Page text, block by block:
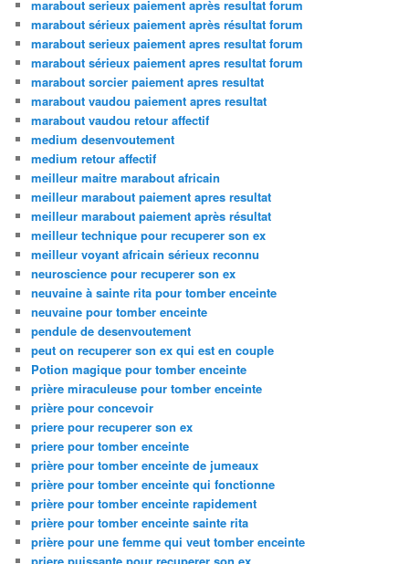
marabout serieux paiement après resultat forum
marabout sérieux paiement après résultat forum
marabout serieux paiement apres resultat forum
marabout sérieux paiement apres resultat forum
marabout sorcier paiement apres resultat
marabout vaudou paiement apres resultat
marabout vaudou retour affectif
medium desenvoutement
medium retour affectif
meilleur maitre marabout africain
meilleur marabout paiement apres resultat
meilleur marabout paiement après résultat
meilleur technique pour recuperer son ex
meilleur voyant africain sérieux reconnu
neuroscience pour recuperer son ex
neuvaine à sainte rita pour tomber enceinte
neuvaine pour tomber enceinte
pendule de desenvoutement
peut on recuperer son ex qui est en couple
Potion magique pour tomber enceinte
prière miraculeuse pour tomber enceinte
prière pour concevoir
priere pour recuperer son ex
priere pour tomber enceinte
prière pour tomber enceinte de jumeaux
prière pour tomber enceinte qui fonctionne
prière pour tomber enceinte rapidement
prière pour tomber enceinte sainte rita
prière pour une femme qui veut tomber enceinte